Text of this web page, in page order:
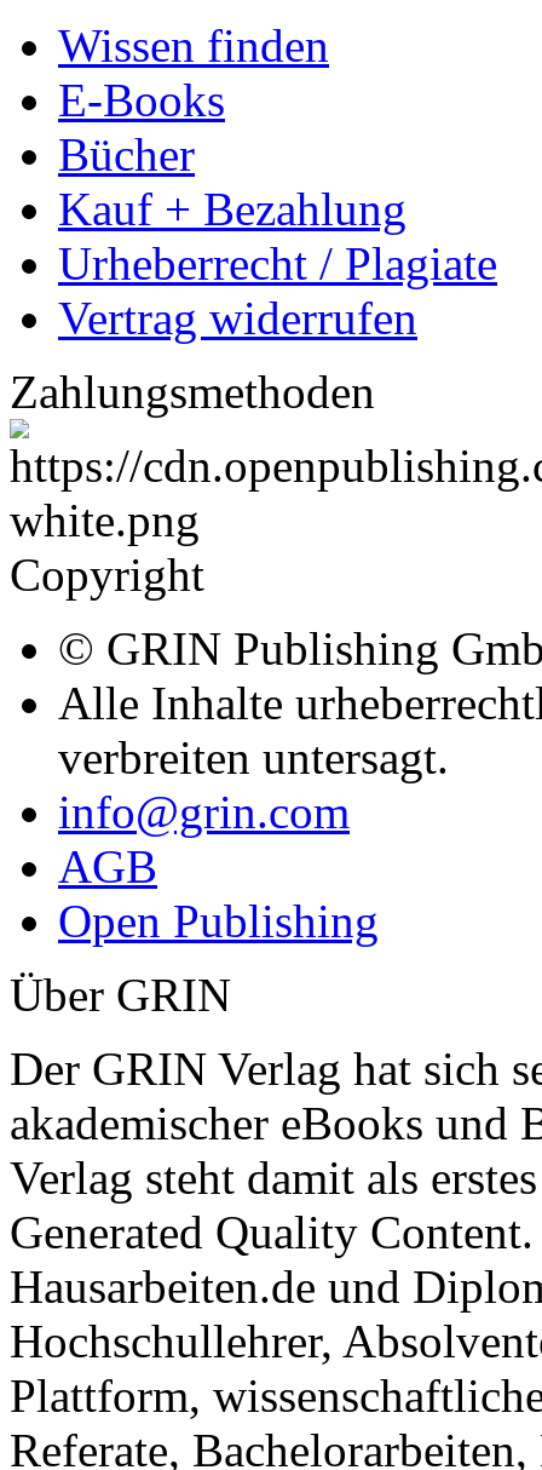
Wissen finden
E-Books
Bücher
Kauf + Bezahlung
Urheberrecht / Plagiate
Vertrag widerrufen
Zahlungsmethoden
Copyright
© GRIN Publishing
Alle Inhalte
verbreiten untersagt.
info@grin.com
AGB
Open Publishing
Über GRIN
Der GRIN Verlag hat sich
akademischer eBooks und
Verlag steht damit als
Generated Quality
Hausarbeiten.de und
Hochschullehrer,
Plattform,
Referate,